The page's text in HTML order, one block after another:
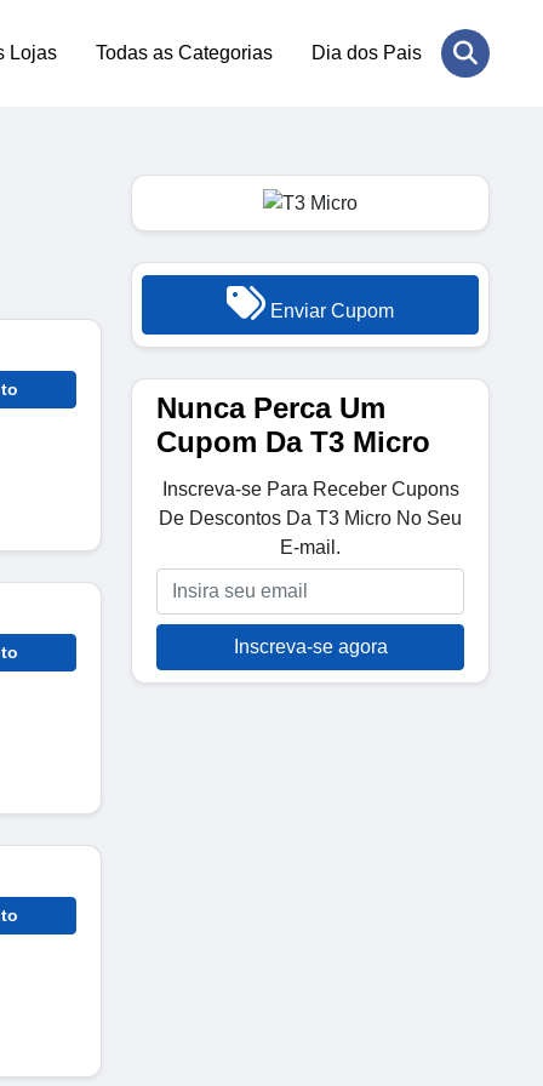
Lojas Todas as Categorias Dia dos Pais
Enviar Cupom
Nunca Perca Um
Cupom Da T3 Micro
Inscreva-se Para Receber Cupons
De Descontos Da T3 Micro No Seu
E-mail.
Inscreva-se agora